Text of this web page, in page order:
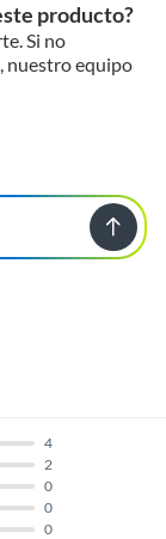
producto?
Si no
nuestro equipo
0
0
0
2
4